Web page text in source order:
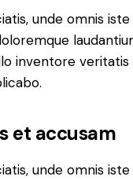
unde omnis
inventore
et accusam
unde omnis